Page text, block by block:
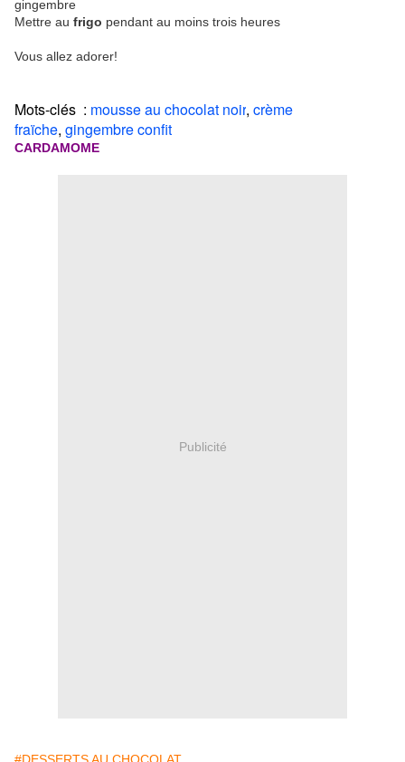
gingembre
Mettre au frigo pendant au moins trois heures
Vous allez adorer!
Mots-clés : mousse au chocolat noir, crème
fraïche, gingembre confit
CARDAMOME
Publicité